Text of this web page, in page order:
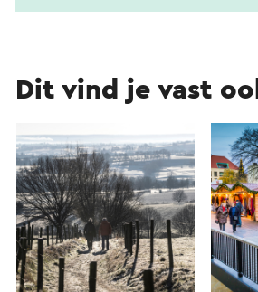
Dit vind je vast